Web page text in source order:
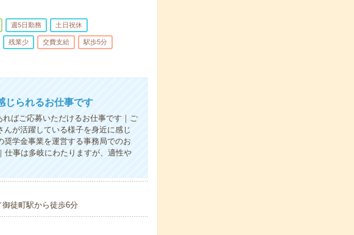
週5日勤務 土日祝休
残業少 交費支給 駅歩5分
じられるお仕事です
ばご応募いただけるお仕事です｜ご
が活躍している様子を身近に感じ
学金事業を運営する事務局でのお
事は多岐にわたりますが、適性や
徒町駅から徒歩6分